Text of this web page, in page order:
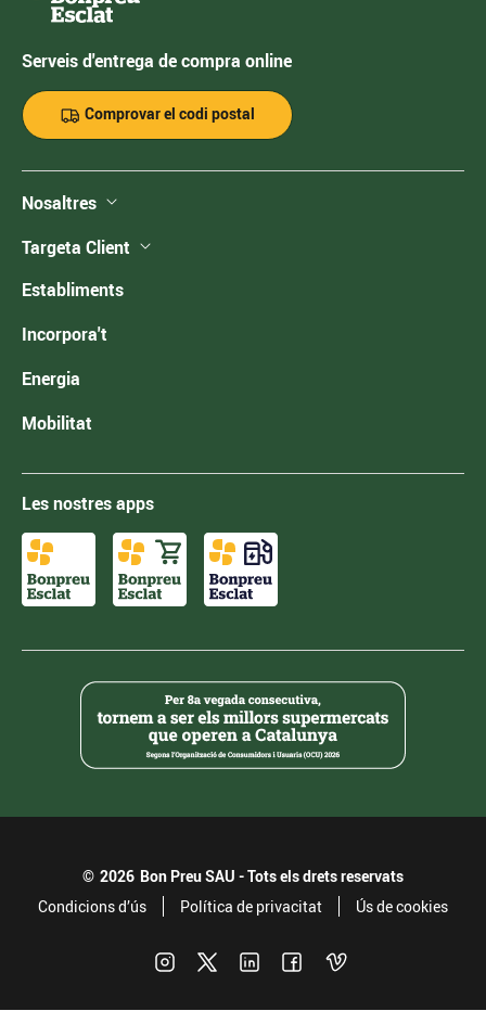
Serveis d'entrega de compra online
Comprovar el codi postal
Nosaltres
Targeta Client
Establiments
Incorpora't
Energia
Mobilitat
Les nostres apps
© 2026 Bon Preu SAU - Tots els drets reservats
Condicions d’ús
Política de privacitat Ús de cookies